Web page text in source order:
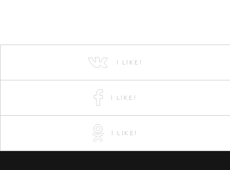
I LIKE!
I LIKE!
I LIKE!